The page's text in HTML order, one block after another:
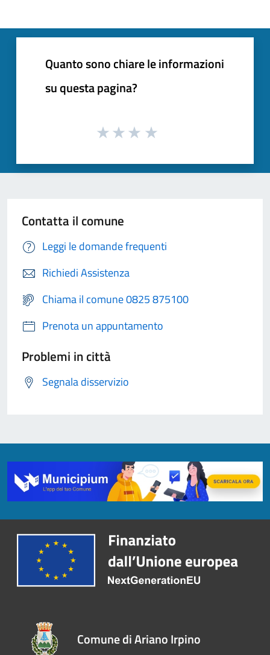
Quanto sono chiare le informazioni
su questa pagina?
Contatta il comune
Leggi le domande frequenti
Richiedi Assistenza
Chiama il comune 0825 875100
Prenota un appuntamento
Problemi in città
Segnala disservizio
Comune di Ariano Irpino